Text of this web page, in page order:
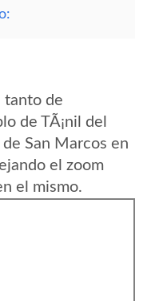
tanto de
de TÃ¡nil del
San Marcos en
el zoom
el mismo.